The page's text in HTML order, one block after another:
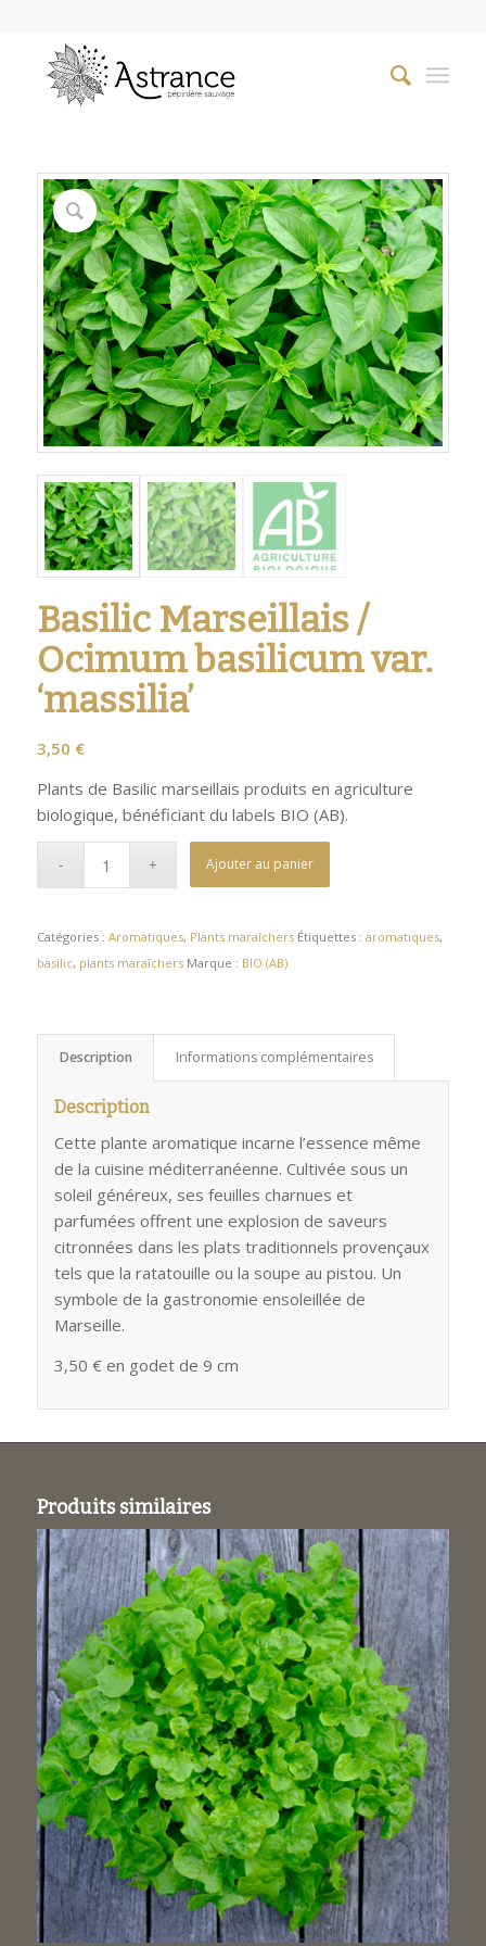
Basilic Marseillais /
Ocimum basilicum var.
‘massilia’
3,50 €
Plants de Basilic marseillais produits en agriculture
biologique, bénéficiant du labels BIO (AB).
Ajouter au panier
Catégories : Aromatiques, Plants maraîchers Étiquettes : aromatiques,
basilic, plants maraîchers Marque : BIO (AB)
Description Informations complémentaires
Description
Cette plante aromatique incarne l’essence même
de la cuisine méditerranéenne. Cultivée sous un
soleil généreux, ses feuilles charnues et
parfumées offrent une explosion de saveurs
citronnées dans les plats traditionnels provençaux
tels que la ratatouille ou la soupe au pistou. Un
symbole de la gastronomie ensoleillée de
Marseille.
3,50 € en godet de 9 cm
Produits similaires